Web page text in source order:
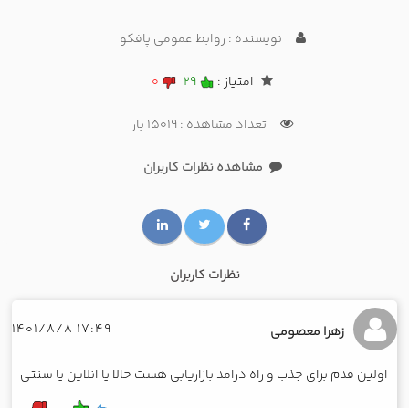
نویسنده : روابط عمومی پافکو
امتیاز : 29
0
تعداد مشاهده : 15019 بار
مشاهده نظرات کاربران
نظرات کاربران
زهرا معصومی 17:49 1401/8/8
اولین قدم برای جذب و راه درامد بازاریابی هست حالا یا انلاین یا سنتی